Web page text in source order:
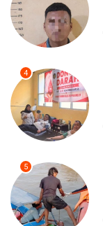
4
5